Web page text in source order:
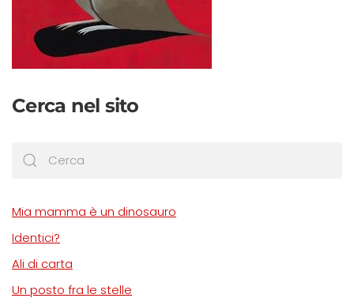
Cerca nel sito
Mia mamma è un dinosauro
Identici?
Ali di carta
Un posto fra le stelle